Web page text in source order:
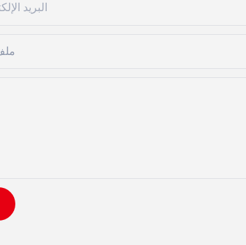
البريد